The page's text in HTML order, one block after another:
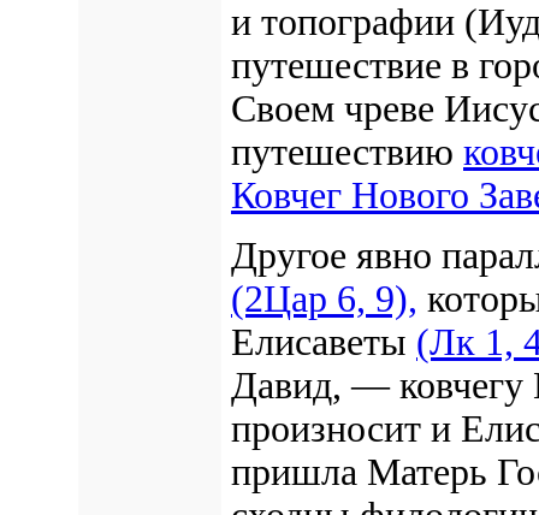
и топографии
путешествие в
Своем чреве
путешествию
Ковчег Нового
Другое явно
(2Цар 6, 9),
Елисаветы (Лк 1,
Давид, — ковчегу
произносит и
пришла Матерь